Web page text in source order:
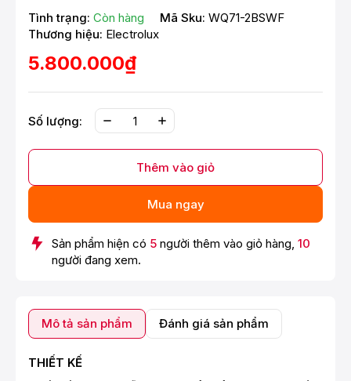
Tình trạng: Còn hàng Mã Sku: WQ71-2BSWF
Thương hiệu: Electrolux
5.800.000₫
Số lượng:
Thêm vào giỏ
Mua ngay
Sản phẩm hiện có 5 người thêm vào giỏ hàng, 10
người đang xem.
Mô tả sản phẩm Đánh giá sản phẩm
THIẾT KẾ